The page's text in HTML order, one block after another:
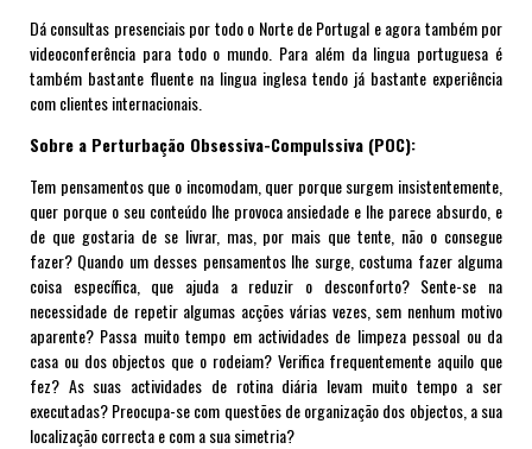
Dá consultas presenciais por todo o Norte de Portugal e agora também por
videoconferência para todo o mundo. Para além da lingua portuguesa é
também bastante fluente na lingua inglesa tendo já bastante experiência
com clientes internacionais.
Sobre a Perturbação Obsessiva-Compulssiva (POC):
Tem pensamentos que o incomodam, quer porque surgem insistentemente,
quer porque o seu conteúdo lhe provoca ansiedade e lhe parece absurdo, e
de que gostaria de se livrar, mas, por mais que tente, não o consegue
fazer? Quando um desses pensamentos lhe surge, costuma fazer alguma
coisa específica, que ajuda a reduzir o desconforto? Sente-se na
necessidade de repetir algumas acções várias vezes, sem nenhum motivo
aparente? Passa muito tempo em actividades de limpeza pessoal ou da
casa ou dos objectos que o rodeiam? Verifica frequentemente aquilo que
fez? As suas actividades de rotina diária levam muito tempo a ser
executadas? Preocupa-se com questões de organização dos objectos, a sua
localização correcta e com a sua simetria?